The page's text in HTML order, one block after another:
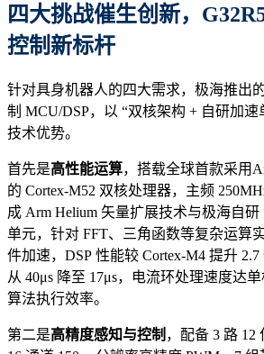
四大挑战催生创新，
控制新标杆
针对具身机器人的四大需求，极海推出
制 MCU/DSP，以 “双核架构 + 自研加速
技术优势。
首先是高性能运算，搭载全球首款采用
的 Cortex-M52 双核处理器，主频
成 Arm Helium 矢量扩展技术与极海自
单元，针对 FFT、三角函数等复杂运算
件加速，DSP 性能较 Cortex-M4 提升
从 40μs 降至 17μs，电流环处理速度达
算法执行效率。
第二是高精度感知与控制 ，配备 3 路 12